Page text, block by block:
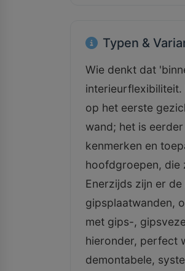
Typen &
Wie denkt dat
interieurflexibiliteit.
op het eerste
wand; het is
kenmerken en
hoofdgroepen, die
Enerzijds zijn er de
gipsplaatwanden,
met gips-,
hieronder, perfect
demontabele,